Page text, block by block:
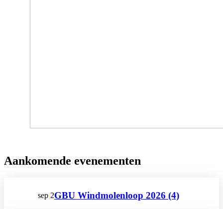
Aankomende evenementen
sep 2GBU Windmolenloop 2026 (4)